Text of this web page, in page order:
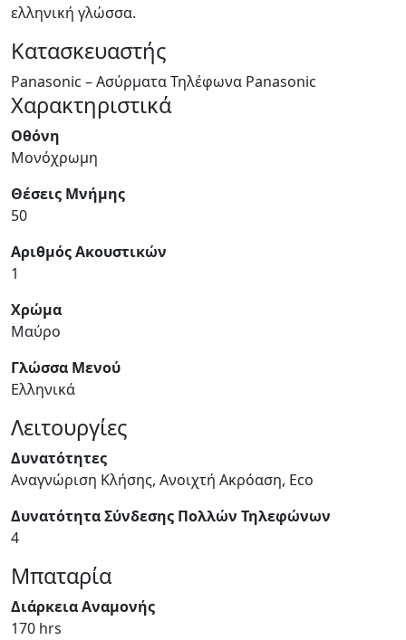
ελληνική γλώσσα.
Κατασκευαστής
Panasonic – Ασύρματα Τηλέφωνα Panasonic
Χαρακτηριστικά
Οθόνη
Μονόχρωμη
Θέσεις Μνήμης
50
Αριθμός Ακουστικών
1
Χρώμα
Μαύρο
Γλώσσα Μενού
Ελληνικά
Λειτουργίες
Δυνατότητες
Αναγνώριση Κλήσης, Ανοιχτή Ακρόαση, Eco
Δυνατότητα Σύνδεσης Πολλών Τηλεφώνων
4
Μπαταρία
Διάρκεια Αναμονής
170 hrs